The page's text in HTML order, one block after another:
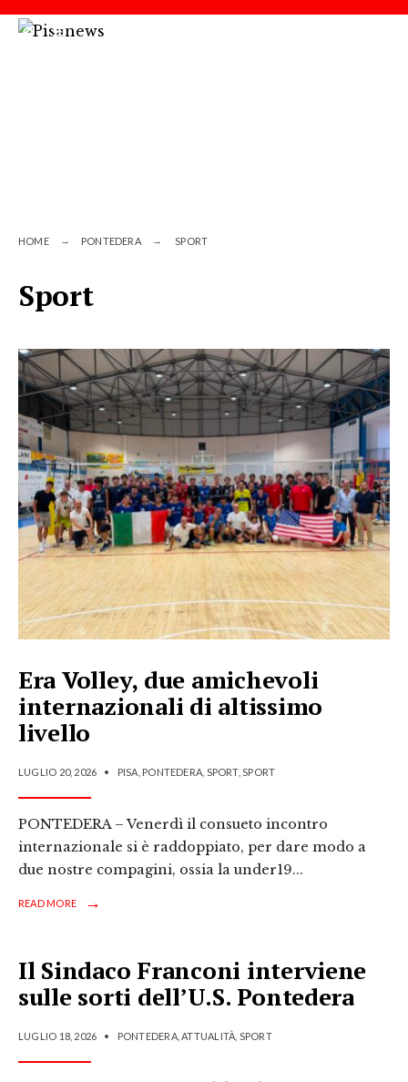
HOME PONTEDERA SPORT
Sport
Era Volley, due amichevoli
internazionali di altissimo
livello
LUGLIO 20, 2026 • PISA PONTEDERA SPORT,SPORT
PONTEDERA – Venerdì il consueto incontro
internazionale si è raddoppiato, per dare modo a
due nostre compagini, ossia la under19...
READ MORE →
Il Sindaco Franconi interviene
sulle sorti dell’U.S. Pontedera
LUGLIO 18, 2026 • PONTEDERA,ATTUALITÀ SPORT